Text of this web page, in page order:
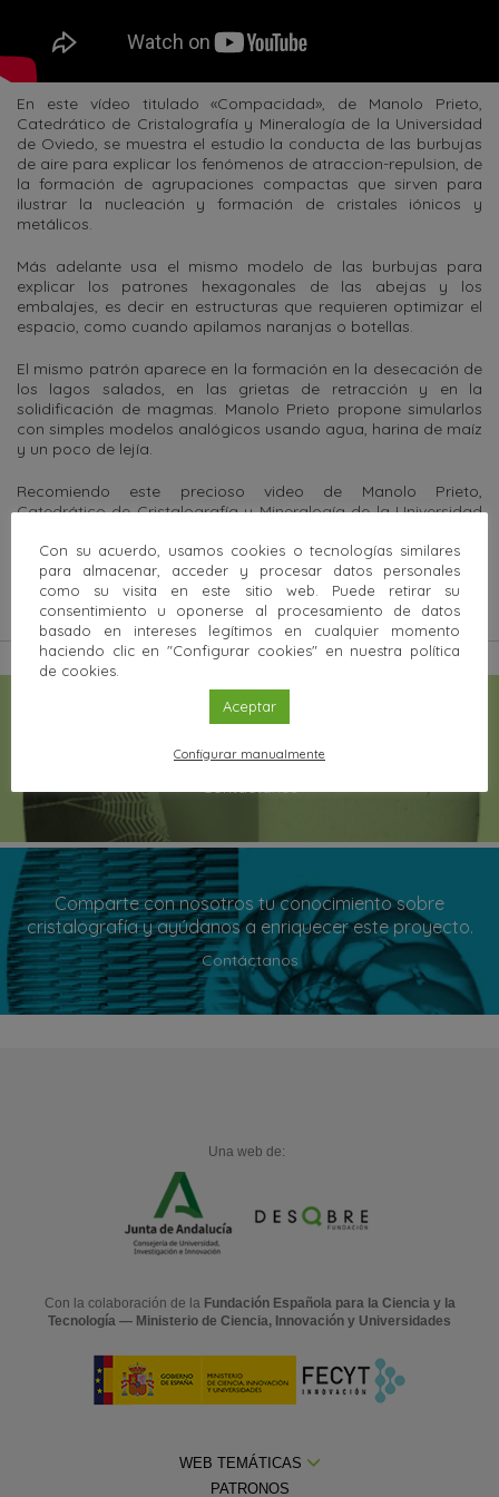
En este vídeo titulado «Compacidad», de Manolo Prieto,
Catedrático de Cristalografía y Mineralogía de la Universidad
de Oviedo, se muestra el estudio la conducta de las burbujas
de aire para explicar los fenómenos de atraccion-repulsion, de
la formación de agrupaciones compactas que sirven para
ilustrar la nucleación y formación de cristales iónicos y
metálicos.
Más adelante usa el mismo modelo de las burbujas para
explicar los patrones hexagonales de las abejas y los
embalajes, es decir en estructuras que requieren optimizar el
espacio, como cuando apilamos naranjas o botellas.
El mismo patrón aparece en la formación en la desecación de
los lagos salados, en las grietas de retracción y en la
solidificación de magmas. Manolo Prieto propone simularlos
con simples modelos analógicos usando agua, harina de maíz
y un poco de lejía.
Recomiendo este precioso video de Manolo Prieto,
Catedrático de Cristalografía y Mineralogía de la Universidad
«Académicos Rebeldes».
¿Qué quieres saber? Si tienes alguna consulta
relacionada con la cristalografía, plantéanosla.
Comparte con nosotros tu conocimiento sobre
cristalografía y ayúdanos a enriquecer este proyecto.
Contáctanos
Una web de:
Con la colaboración de la Fundación Española para la Ciencia y la
Tecnología — Ministerio de Ciencia, Innovación y Universidades
WEB TEMÁTICAS
PATRONOS
Con su acuerdo, usamos cookies o tecnologías similares
para almacenar, acceder y procesar datos personales
como su visita en este sitio web. Puede retirar su
consentimiento u oponerse al procesamiento de datos
basado en intereses legítimos en cualquier momento
haciendo clic en "Configurar cookies" en nuestra política
de cookies.
Aceptar
Configurar manualmente